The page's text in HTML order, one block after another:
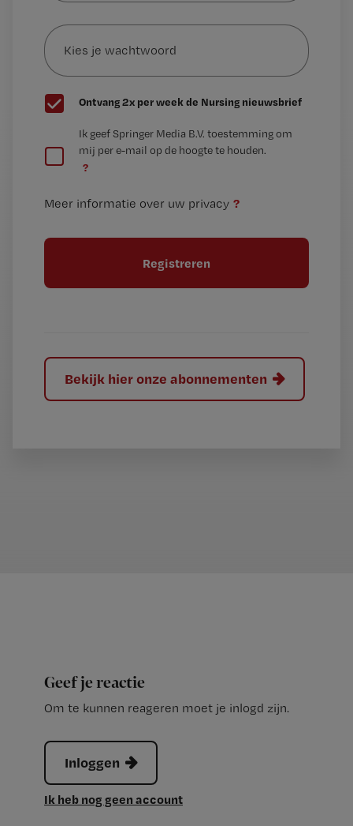
mailadres?
Kies
je
wachtwoord
G
e
t
Ontvang 2x per week de Nursing nieuwsbrief
e
t
l
Ik geef Springer Media B.V. toestemming om
mij per e-mail op de hoogte te houden.
?
Meer informatie over uw privacy ?
Bekijk hier onze abonnementen
Geef je reactie
Om te kunnen reageren moet je inlogd zijn.
Inloggen
Ik heb nog geen account